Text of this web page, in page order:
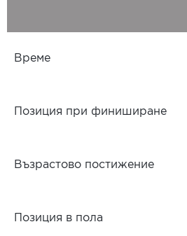
Време
Позиция при финиширане
Възрастово постижение
Позиция в пола